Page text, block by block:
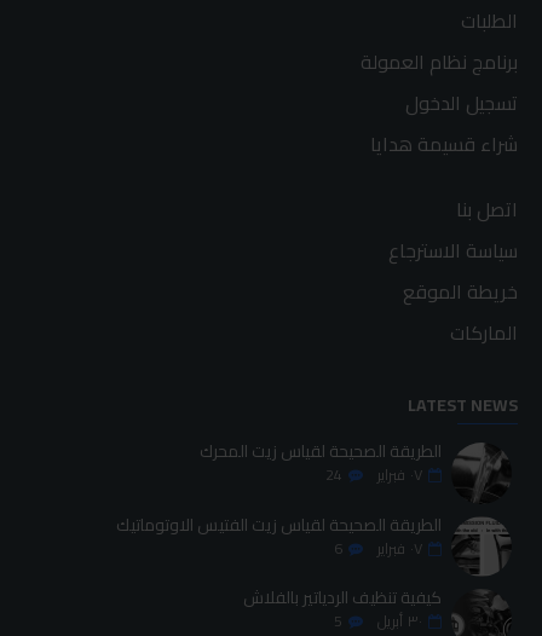
الطلبات
برنامج نظام العمولة
تسجيل الدخول
شراء قسيمة هدايا
اتصل بنا
سياسة الاسترجاع
خريطة الموقع
الماركات
LATEST NEWS
الطريقة الصحيحة لقياس زيت المحرك
٠٧ فبراير 24
الطريقة الصحيحة لقياس زيت الفتيس الاوتوماتيك
٠٧ فبراير 6
كيفية تنظيف الردياتير بالفلاش
٣٠ أبريل 5